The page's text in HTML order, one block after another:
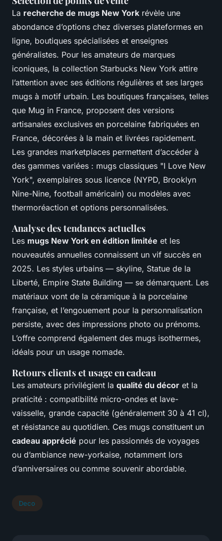
La recherche de mugs New York révèle une
abondance d’options chez diverses plateformes en
ligne, boutiques spécialisées et enseignes
généralistes. Pour les amateurs de marques
iconiques, la collection Starbucks New York attire
l’attention avec ses éditions régulières et ses larges
mugs à motif urbain. Les boutiques françaises, telles
que Mug in France, proposent des versions
artisanales exclusives en porcelaine fabriquées en
France, décorées à la main et livrées rapidement.
Les grandes marketplaces permettent d’accéder à
des gammes variées : mugs classiques "I Love New
York", exemplaires sous licence (NYPD, Brooklyn
Nine-Nine, football américain) ou modèles avec
thermoréaction et options personnalisées.
Analyse des tendances actuelles
Les mugs New York en édition limitée et les
nouveautés annuelles connaissent un vif succès en
2025. Les styles urbains — skyline, Statue de la
Liberté, Empire State Building — se démarquent. Les
matériaux vont de la céramique à la porcelaine
française, et l’engouement pour la personnalisation
persiste, avec des impressions photo ou prénoms.
L’offre comprend également des mugs isothermes,
idéals pour un usage nomade.
Retours clients et usage en cadeau
Les amateurs privilégient la qualité du décor et la
praticité : compatibilité micro-ondes et lave-
vaisselle, grande capacité (généralement 30 à 41 cl),
et résistance au quotidien. Ces mugs constituent un
cadeau apprécié pour les passionnés de voyages
ou d’ambiance new-yorkaise, notamment lors
d’anniversaires ou comme souvenir abordable.
Deco